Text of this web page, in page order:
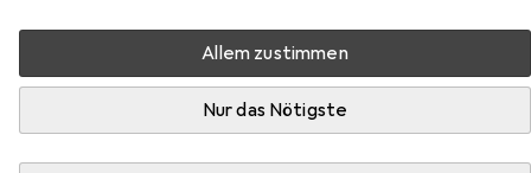
Allem zustimmen
Nur das Nötigste
Relevanz
Produktliste